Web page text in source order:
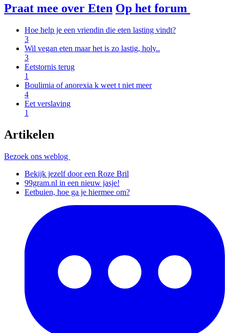
Praat mee over Eten Op het forum
Hoe help je een vriendin die eten lasting vindt?
3
Wil vegan eten maar het is zo lastig, holy..
3
Eetstornis terug
1
Boulimia of anorexia k weet t niet meer
4
Eet verslaving
1
Artikelen
Bezoek ons weblog
Bekijk jezelf door een Roze Bril
99gram.nl in een nieuw jasje!
Eetbuien, hoe ga je hiermee om?